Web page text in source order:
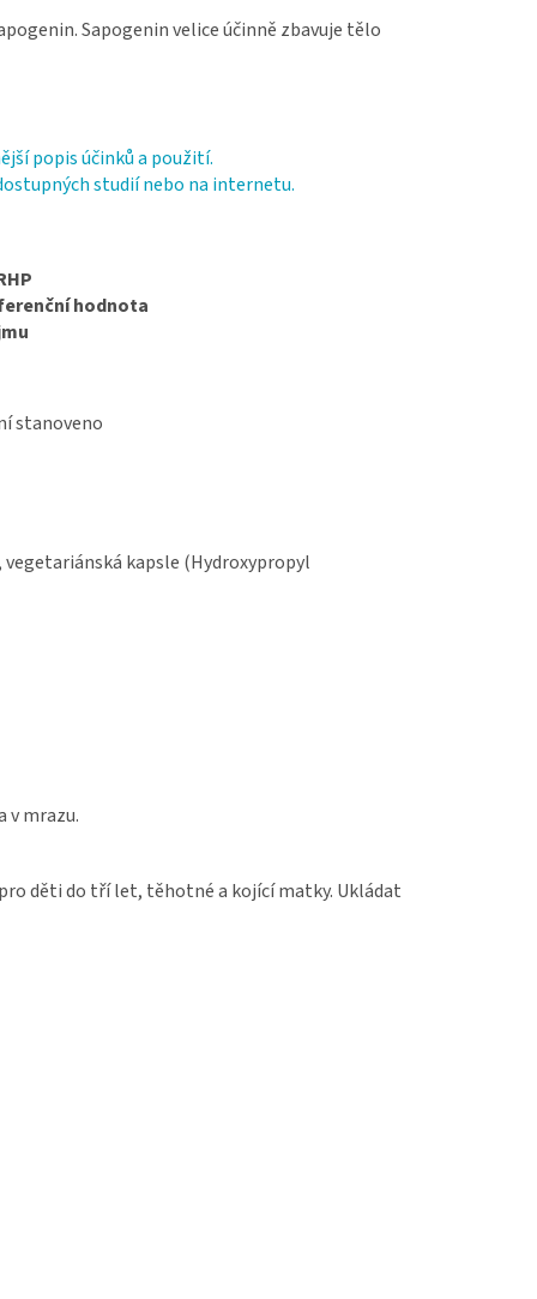
Sapogenin velice účinně zbavuje tělo
popis účinků a použití.
studií nebo na internetu.
hodnota
stanoveno
, vegetariánská kapsle (Hydroxypropyl
v mrazu.
děti do tří let, těhotné a kojící matky. Ukládat